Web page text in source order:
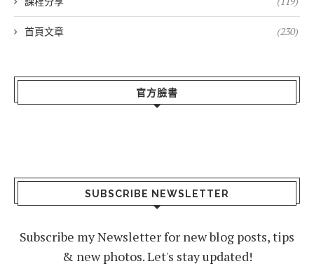
首頁文章 (230)
官方臉書
SUBSCRIBE NEWSLETTER
Subscribe my Newsletter for new blog posts, tips
& new photos. Let's stay updated!